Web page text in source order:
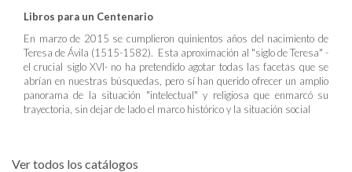
Libros para un Centenario
En marzo de 2015 se cumplieron quinientos años del nacimiento de
Teresa de Ávila (1515-1582). Esta aproximación al "siglo de Teresa" -
el crucial siglo XVI- no ha pretendido agotar todas las facetas que se
abrían en nuestras búsquedas, pero sí han querido ofrecer un amplio
panorama de la situación "intelectual" y religiosa que enmarcó su
trayectoria, sin dejar de lado el marco histórico y la situación social
Ver todos los catálogos